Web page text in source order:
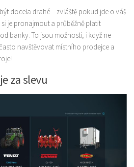
docela drahé – zvláště pokud jde o váš
je pronajmout a průběžně platit
banky. To jsou možnosti, i když ne
navštěvovat místního prodejce a
za slevu